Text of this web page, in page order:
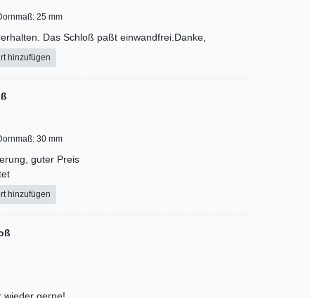
25 mm
Das Schloß paßt einwandfrei.Danke,
hinzufügen
30 mm
guter Preis
hinzufügen